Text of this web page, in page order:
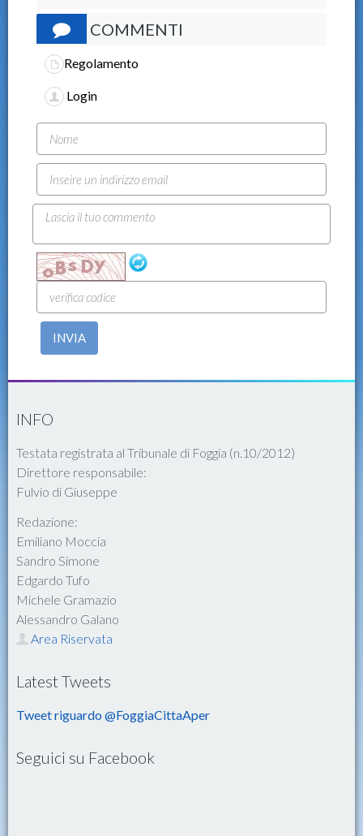
COMMENTI
Regolamento
Login
INVIA
INFO
Testata registrata al Tribunale di Foggia (n.10/2012)
Direttore responsabile:
Fulvio di Giuseppe
Redazione:
Emiliano Moccia
Sandro Simone
Edgardo Tufo
Michele Gramazio
Alessandro Galano
Area Riservata
Latest Tweets
Tweet riguardo @FoggiaCittaAper
Seguici su Facebook